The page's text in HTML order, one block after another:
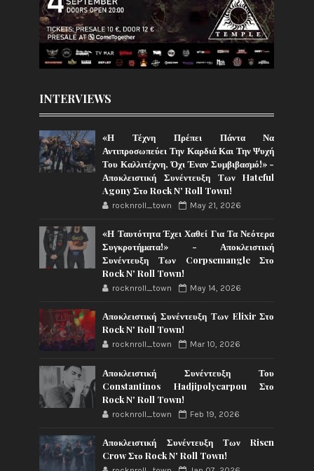
INTERVIEWS
«Η Τέχνη Πρέπει Πάντα Να
Αντιπροσωπεύει Την Καρδιά Και Την Ψυχή
Του Καλλιτέχνη, Όχι Έναν Συμβιβασμό!» -
Αποκλειστική Συνέντευξη Των Hateful
Agony Στο Rock N' Roll Town!
rocknroll_town May 21, 2026
«Η Ταυτότητα Έχει Χαθεί Για Τα Νεότερα
Συγκροτήματα!» - Αποκλειστική
Συνέντευξη Των Corpsemangle Στο
Rock N' Roll Town!
rocknroll_town May 14, 2026
Αποκλειστική Συνέντευξη Των Elixir Στο
Rock N' Roll Town!
rocknroll_town Mar 10, 2026
Αποκλειστική Συνέντευξη Του
Constantinos Hadjipolycarpou Στο
Rock N' Roll Town!
rocknroll_town Feb 19, 2026
Αποκλειστική Συνέντευξη Των Risen
Crow Στο Rock N' Roll Town!